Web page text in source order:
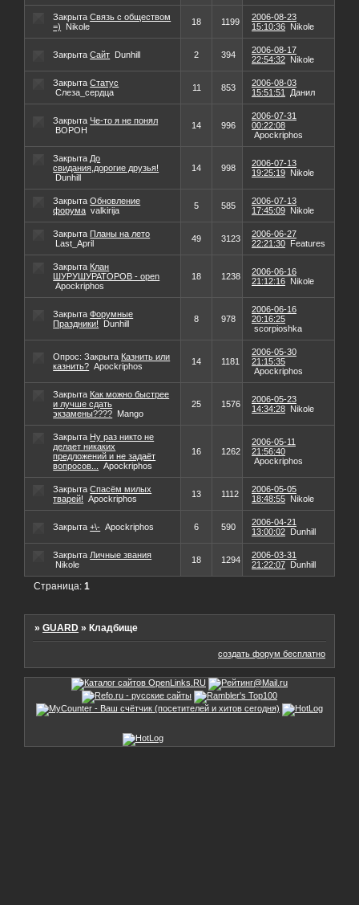
ЗакрытаСвязь с обществом
=)
Nikole 18 1199
2006-08-23
15:10:36 Nikole
ЗакрытаСайт Dunhill 2 394
2006-08-17
22:54:32 Nikole
ЗакрытаСтатус
Слеза_сердца
11 853
2006-08-03
15:51:51
Данил
ЗакрытаЧе-то я не понял
BOPOH
14 996
2006-07-31
00:22:08
Apockriphos
Закрыта До
свидания,дорогие друзья!
Dunhill
14 998
2006-07-13
19:25:19 Nikole
ЗакрытаОбновление
форума valkirija 5 585
2006-07-13
17:45:09 Nikole
Закрыта Планы на лето
Last_April
49 3123
2006-06-27
22:21:30 Features
Закрыта Клан
ШУРУШУРАТОРОВ - open
Apockriphos
18 1238
2006-06-16
21:12:16 Nikole
ЗакрытаФорумные
Праздники!
Dunhill 8 978
2006-06-16
20:16:25
scorpioshka
Опрос: Закрыта Казнить или
казнить? Apockriphos 14 1181
2006-05-30
21:15:35
Apockriphos
Закрыта Как можно быстрее
и лучше сдать
экзамены???? Mango
25 1576
2006-05-23
14:34:28 Nikole
Закрыта Ну раз никто не
делает никаких
предложений и не задаёт
вопросов...
Apockriphos
16 1262
2006-05-11
21:56:40
Apockriphos
ЗакрытаСпасём милых
тварей!
Apockriphos 13 1112
2006-05-05
18:48:55 Nikole
Закрыта+\- Apockriphos 6 590
2006-04-21
13:00:02 Dunhill
Закрыта Личные звания
Nikole
18 1294
2006-03-31
21:22:07 Dunhill
Страница:1
»GUARD » Кладбище
создать форум бесплатно